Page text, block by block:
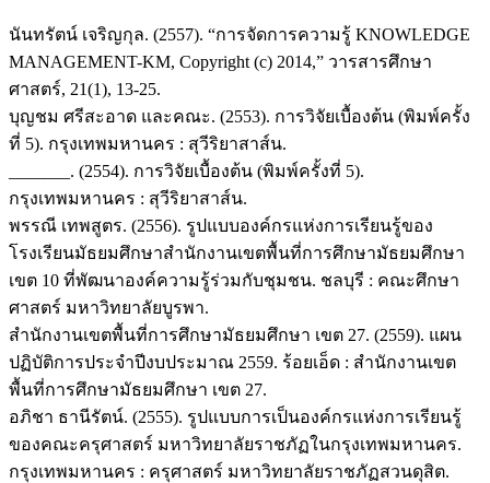
นันทรัตน์ เจริญกุล. (2557). “การจัดการความรู้ KNOWLEDGE
MANAGEMENT-KM, Copyright (c) 2014,” วารสารศึกษา
ศาสตร์, 21(1), 13-25.
บุญชม ศรีสะอาด และคณะ. (2553). การวิจัยเบื้องต้น (พิมพ์ครั้ง
ที่ 5). กรุงเทพมหานคร : สุวีริยาสาส์น.
_______. (2554). การวิจัยเบื้องต้น (พิมพ์ครั้งที่ 5).
กรุงเทพมหานคร : สุวีริยาสาส์น.
พรรณี เทพสูตร. (2556). รูปแบบองค์กรแห่งการเรียนรู้ของ
โรงเรียนมัธยมศึกษาสำนักงานเขตพื้นที่การศึกษามัธยมศึกษา
เขต 10 ที่พัฒนาองค์ความรู้ร่วมกับชุมชน. ชลบุรี : คณะศึกษา
ศาสตร์ มหาวิทยาลัยบูรพา.
สำนักงานเขตพื้นที่การศึกษามัธยมศึกษา เขต 27. (2559). แผน
ปฏิบัติการประจำปีงบประมาณ 2559. ร้อยเอ็ด : สำนักงานเขต
พื้นที่การศึกษามัธยมศึกษา เขต 27.
อภิชา ธานีรัตน์. (2555). รูปแบบการเป็นองค์กรแห่งการเรียนรู้
ของคณะครุศาสตร์ มหาวิทยาลัยราชภัฏในกรุงเทพมหานคร.
กรุงเทพมหานคร : ครุศาสตร์ มหาวิทยาลัยราชภัฏสวนดุสิต.